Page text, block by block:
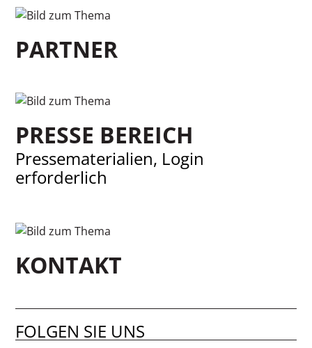
PARTNER
PRESSE BEREICH
Pressematerialien, Login
erforderlich
KONTAKT
FOLGEN SIE UNS